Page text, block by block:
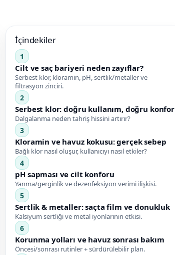
seti
Pool Eexpert
Pool Expert
İçindekiler
1
Cilt ve saç bariyeri neden zayıflar?
Serbest klor, kloramin, pH, sertlik/metaller ve
filtrasyon zinciri.
2
Serbest klor: doğru kullanım, doğru konfor
Dalgalanma neden tahriş hissini artırır?
3
Kloramin ve havuz kokusu: gerçek sebep
Bağlı klor nasıl oluşur, kullanıcıyı nasıl etkiler?
4
pH sapması ve cilt konforu
Yanma/gerginlik ve dezenfeksiyon verimi ilişkisi.
5
Sertlik & metaller: saçta film ve donukluk
Kalsiyum sertliği ve metal iyonlarının etkisi.
6
Korunma yolları ve havuz sonrası bakım
Öncesi/sonrası rutinler + sürdürülebilir plan.